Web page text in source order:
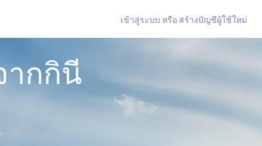
เข้าสู่ระบบ หรือ สร้างบัญชีผู้ใช้ใหม่
ากกินี